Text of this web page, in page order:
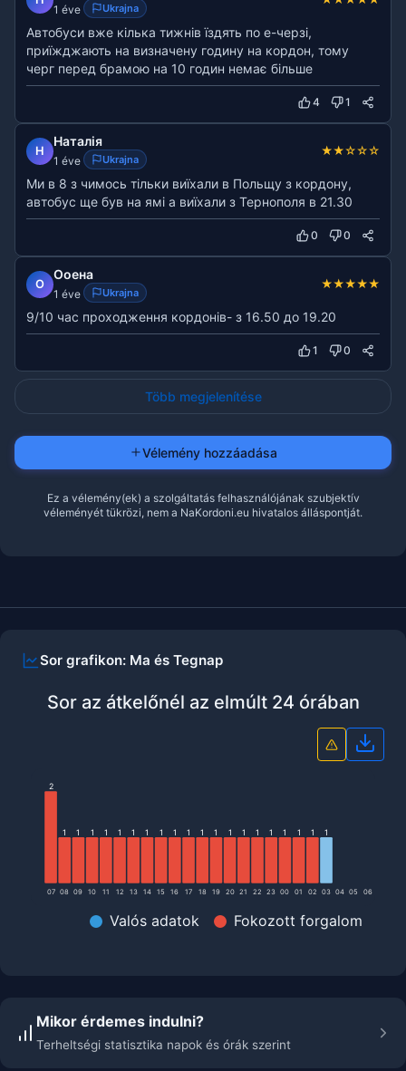
Sor grafikon: Ma és Tegnap
Sor az átkelőnél az elmúlt 24 órában
2
07
1
08
1
09
1
10
1
11
1
12
1
13
1
14
1
15
1
16
1
17
1
18
1
19
1
20
1
21
1
22
1
23
1
00
1
01
1
02
1
03 04 05 06
Valós adatok Fokozott forgalom
Mikor érdemes indulni?
Terheltségi statisztika napok és órák szerint
1 éve Ukrajna
Автобуси вже кілька тижнів їздять по е-черзі,
приїжджають на визначену годину на кордон, тому
черг перед брамою на 10 годин немає більше
4 1
Н
Наталія
1 éve Ukrajna
★★☆☆☆
Ми в 8 з чимось тільки виїхали в Польщу з кордону,
автобус ще був на ямі а виїхали з Тернополя в 21.30
0 0
О
Ооена
1 éve Ukrajna
★★★★★
9/10 час проходження кордонів- з 16.50 до 19.20
1 0
Több megjelenítése
Vélemény hozzáadása
Ez a vélemény(ek) a szolgáltatás felhasználójának szubjektív
véleményét tükrözi, nem a NaKordoni.eu hivatalos álláspontját.